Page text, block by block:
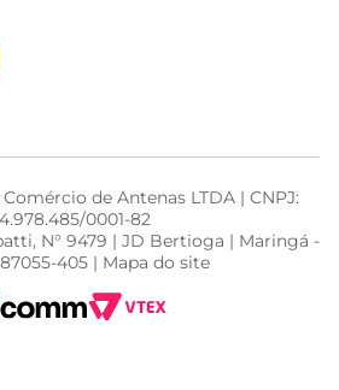
de Antenas LTDA | CNPJ:
0001-82
N° 9479 | JD Bertioga | Maringá -
87055-405 | Mapa do site